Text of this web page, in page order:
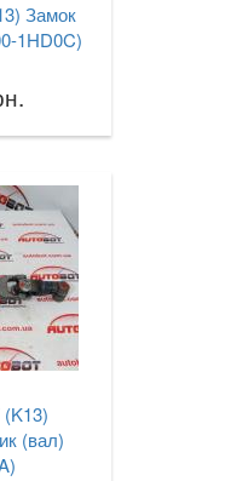
Замок
1HD0C)
(вал)